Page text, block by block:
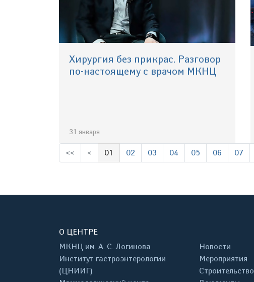
Хирургия без прикрас. Разговор
по-настоящему с врачом МКНЦ
31 января
<< <
01
02 03 04 05 06 07
О ЦЕНТРЕ
МКНЦ им. А. С. Логинова
Институт гастроэнтерологии
(ЦНИИГ)
Новости
Мероприятия
Строительство